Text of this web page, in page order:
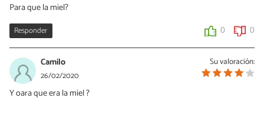
Para que la miel?
Responder 0 0
Su valoración:
Camilo
26/02/2020
Y oara que era la miel ?